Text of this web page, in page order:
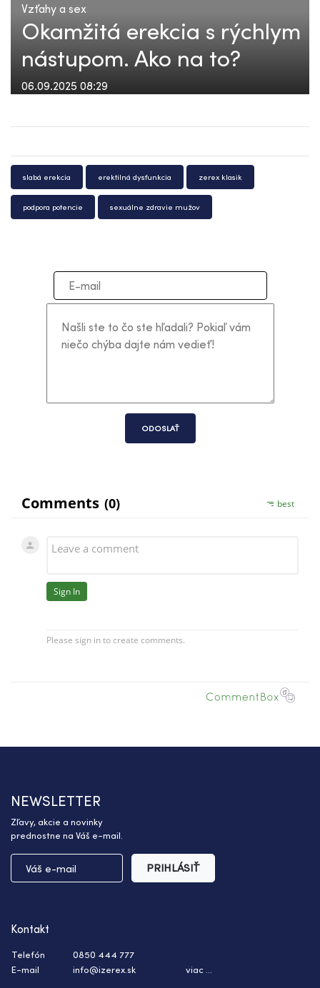
Vzťahy a sex
Okamžitá erekcia s rýchlym
nástupom. Ako na to?
06.09.2025 08:29
slabá erekcia erektilná dysfunkcia zerex klasik
podpora potencie sexuálne zdravie mužov
ODOSLAŤ
NEWSLETTER
Zľavy, akcie a novinky
prednostne na Váš e-mail.
PRIHLÁSIŤ
Kontakt
Telefón
0850 444 777
E-mail
info@izerex.sk viac ...